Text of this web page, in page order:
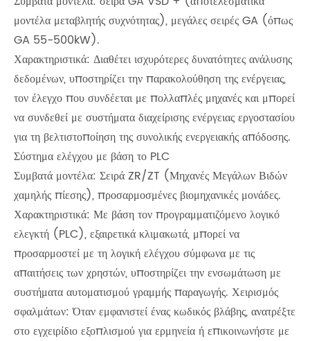
μοντέλα μεταβλητής συχνότητας), μεγάλες σειρές GA (όπως
GA 55-500kW).
Χαρακτηριστικά: Διαθέτει ισχυρότερες δυνατότητες ανάλυσης
δεδομένων, υποστηρίζει την παρακολούθηση της ενέργειας,
τον έλεγχο που συνδέεται με πολλαπλές μηχανές και μπορεί
να συνδεθεί με συστήματα διαχείρισης ενέργειας εργοστασίου
για τη βελτιστοποίηση της συνολικής ενεργειακής απόδοσης.
Σύστημα ελέγχου με βάση το PLC
Συμβατά μοντέλα: Σειρά ZR/ZT (Μηχανές Μεγάλων Βιδών
χαμηλής πίεσης), προσαρμοσμένες βιομηχανικές μονάδες.
Χαρακτηριστικά: Με βάση τον προγραμματιζόμενο λογικό
ελεγκτή (PLC), εξαιρετικά κλιμακωτά, μπορεί να
προσαρμοστεί με τη λογική ελέγχου σύμφωνα με τις
απαιτήσεις των χρηστών, υποστηρίζει την ενσωμάτωση με
συστήματα αυτοματισμού γραμμής παραγωγής. Χειρισμός
σφαλμάτων: Όταν εμφανιστεί ένας κωδικός βλάβης, ανατρέξτε
στο εγχειρίδιο εξοπλισμού για ερμηνεία ή επικοινωνήστε με